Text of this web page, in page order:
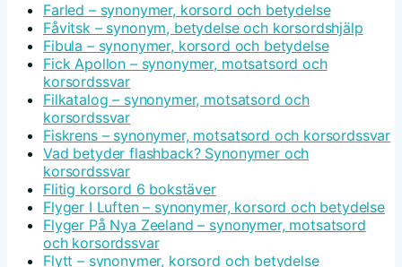
Farled – synonymer, korsord och betydelse
Fåvitsk – synonym, betydelse och korsordshjälp
Fibula – synonymer, korsord och betydelse
Fick Apollon – synonymer, motsatsord och
korsordssvar
Filkatalog – synonymer, motsatsord och
korsordssvar
Fiskrens – synonymer, motsatsord och korsordssvar
Vad betyder flashback? Synonymer och
korsordssvar
Flitig korsord 6 bokstäver
Flyger I Luften – synonymer, korsord och betydelse
Flyger På Nya Zeeland – synonymer, motsatsord
och korsordssvar
Flytt – synonymer, korsord och betydelse